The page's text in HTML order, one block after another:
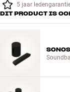
5 jaar
DIT PRODUCT IS